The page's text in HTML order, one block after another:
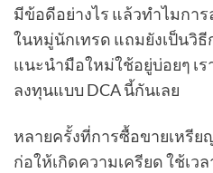
มีข้อดีอย่างไร แล้วทำไมกา
ในหมู่นักเทรด แถมยังเป็นวิธี
แนะนำมือใหม่ใช้อยู่บ่อยๆ เ
ลงทุนแบบ DCA นี้กันเลย
หลายครั้งที่การซื้อขายเหรีย
ก่อให้เกิดความเครียด ใช้เว